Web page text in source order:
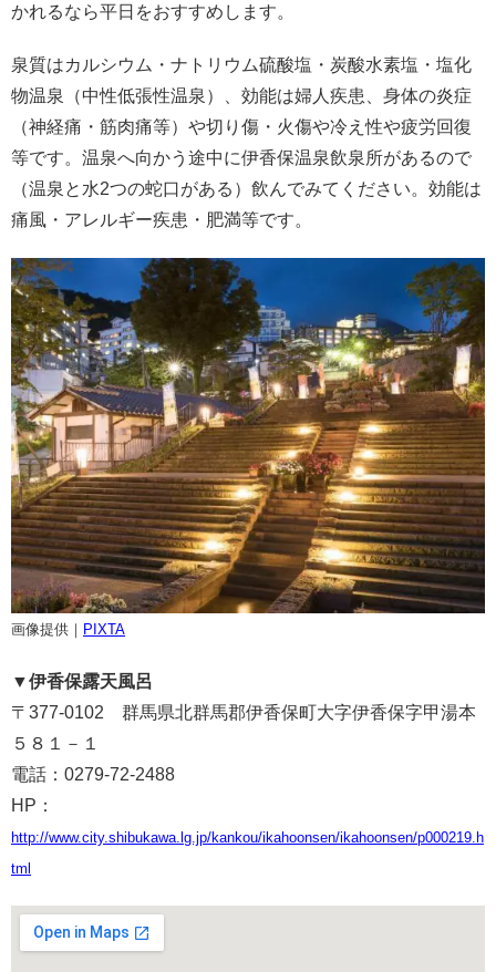
かれるなら平日をおすすめします。
泉質はカルシウム・ナトリウム硫酸塩・炭酸水素塩・塩化
物温泉（中性低張性温泉）、効能は婦人疾患、身体の炎症
（神経痛・筋肉痛等）や切り傷・火傷や冷え性や疲労回復
等です。温泉へ向かう途中に伊香保温泉飲泉所があるので
（温泉と水2つの蛇口がある）飲んでみてください。効能は
痛風・アレルギー疾患・肥満等です。
画像提供｜ PIXTA
▼伊香保露天風呂
〒377-0102 群馬県北群馬郡伊香保町大字伊香保字甲湯本
５８１－１
電話：0279-72-2488
HP：
http://www.city.shibukawa.lg.jp/kankou/ikahoonsen/ikahoonsen/p000219.h
tml